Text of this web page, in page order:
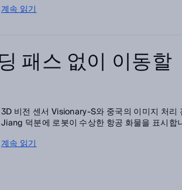
계속 읽기
패스 없이 이동할
3D 비전 센서 Visionary-S와 중국의 이미지 처리
Jiang 덕분에 로봇이 수상한 항공 화물을 표시합
계속 읽기